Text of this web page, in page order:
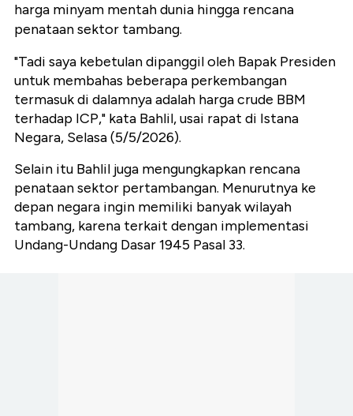
harga minyam mentah dunia hingga rencana
penataan sektor tambang.
"Tadi saya kebetulan dipanggil oleh Bapak Presiden
untuk membahas beberapa perkembangan
termasuk di dalamnya adalah harga crude BBM
terhadap ICP," kata Bahlil, usai rapat di Istana
Negara, Selasa (5/5/2026).
Selain itu Bahlil juga mengungkapkan rencana
penataan sektor pertambangan. Menurutnya ke
depan negara ingin memiliki banyak wilayah
tambang, karena terkait dengan implementasi
Undang-Undang Dasar 1945 Pasal 33.